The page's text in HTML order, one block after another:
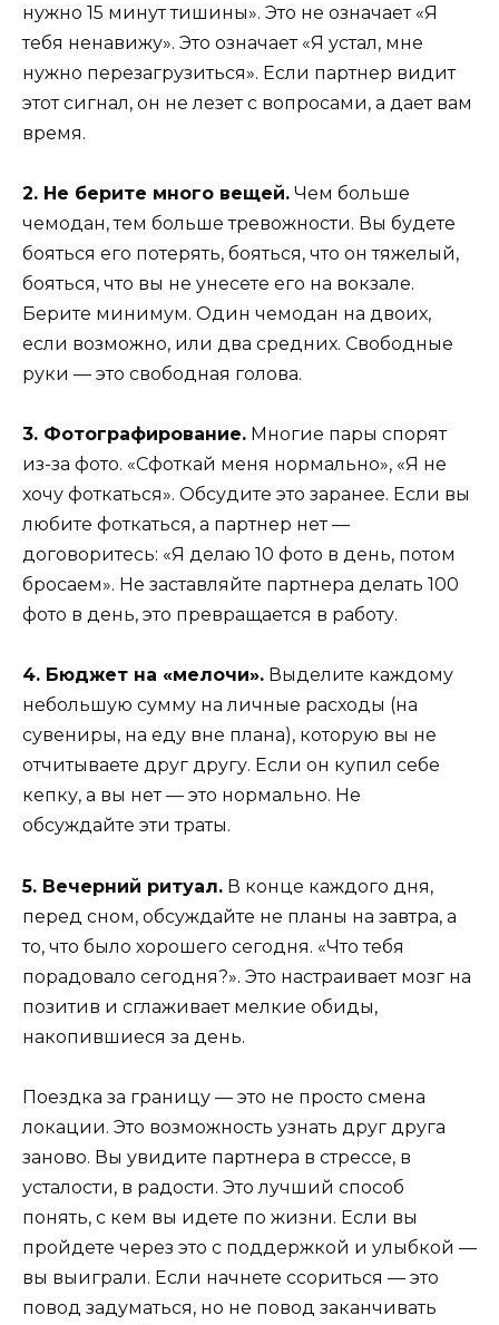
нужно 15 минут тишины». Это не означает «Я
тебя ненавижу». Это означает «Я устал, мне
нужно перезагрузиться». Если партнер видит
этот сигнал, он не лезет с вопросами, а дает вам
время.
2. Не берите много вещей. Чем больше
чемодан, тем больше тревожности. Вы будете
бояться его потерять, бояться, что он тяжелый,
бояться, что вы не унесете его на вокзале.
Берите минимум. Один чемодан на двоих,
если возможно, или два средних. Свободные
руки — это свободная голова.
3. Фотографирование. Многие пары спорят
из-за фото. «Сфоткай меня нормально», «Я не
хочу фоткаться». Обсудите это заранее. Если вы
любите фоткаться, а партнер нет —
договоритесь: «Я делаю 10 фото в день, потом
бросаем». Не заставляйте партнера делать 100
фото в день, это превращается в работу.
4. Бюджет на «мелочи». Выделите каждому
небольшую сумму на личные расходы (на
сувениры, на еду вне плана), которую вы не
отчитываете друг другу. Если он купил себе
кепку, а вы нет — это нормально. Не
обсуждайте эти траты.
5. Вечерний ритуал. В конце каждого дня,
перед сном, обсуждайте не планы на завтра, а
то, что было хорошего сегодня. «Что тебя
порадовало сегодня?». Это настраивает мозг на
позитив и сглаживает мелкие обиды,
накопившиеся за день.
Поездка за границу — это не просто смена
локации. Это возможность узнать друг друга
заново. Вы увидите партнера в стрессе, в
усталости, в радости. Это лучший способ
понять, с кем вы идете по жизни. Если вы
пройдете через это с поддержкой и улыбкой —
вы выиграли. Если начнете ссориться — это
повод задуматься, но не повод заканчивать